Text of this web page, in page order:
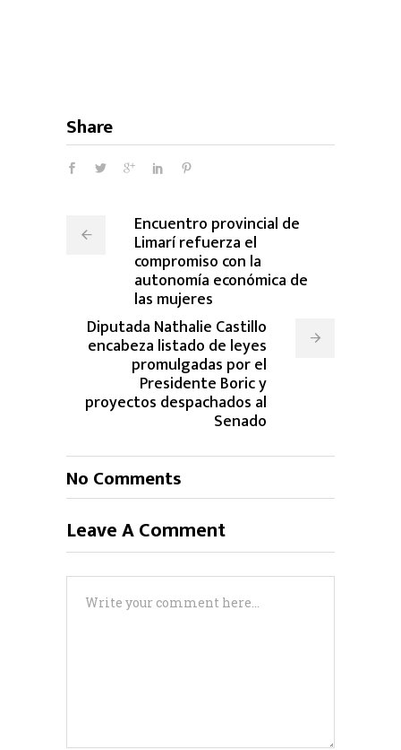
Share
Encuentro provincial de
Limarí refuerza el
compromiso con la
autonomía económica de
las mujeres
Diputada Nathalie Castillo
encabeza listado de leyes
promulgadas por el
Presidente Boric y
proyectos despachados al
Senado
No Comments
Leave A Comment